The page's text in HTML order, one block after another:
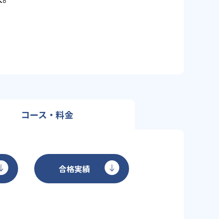
コース・料金
合格実績